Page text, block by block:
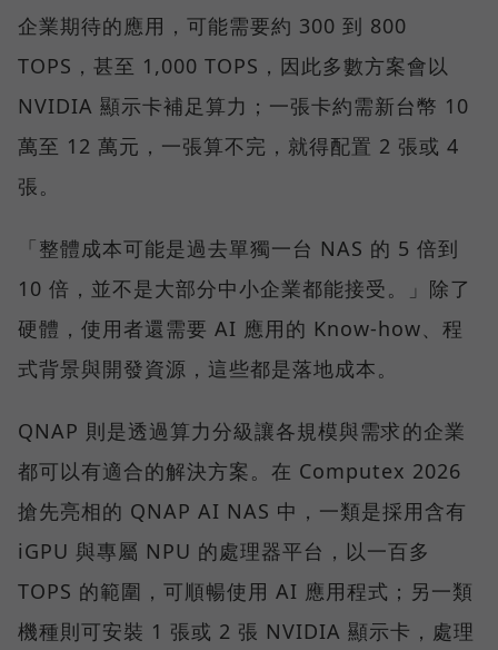
企業期待的應用，可能需要約 300 到 800
TOPS，甚至 1,000 TOPS，因此多數方案會以
NVIDIA 顯示卡補足算力；一張卡約需新台幣 10
萬至 12 萬元，一張算不完，就得配置 2 張或 4
張。
「整體成本可能是過去單獨一台 NAS 的 5 倍到
10 倍，並不是大部分中小企業都能接受。」除了
硬體，使用者還需要 AI 應用的 Know-how、程
式背景與開發資源，這些都是落地成本。
QNAP 則是透過算力分級讓各規模與需求的企業
都可以有適合的解決方案。在 Computex 2026
搶先亮相的 QNAP AI NAS 中，一類是採用含有
iGPU 與專屬 NPU 的處理器平台，以一百多
TOPS 的範圍，可順暢使用 AI 應用程式；另一類
機種則可安裝 1 張或 2 張 NVIDIA 顯示卡，處理